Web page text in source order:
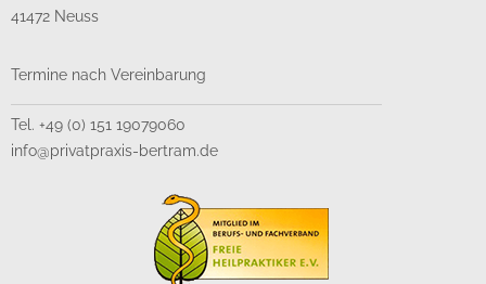
41472 Neuss
Termine nach Vereinbarung
Tel. +49 (0) 151 19079060
info@privatpraxis-bertram.de